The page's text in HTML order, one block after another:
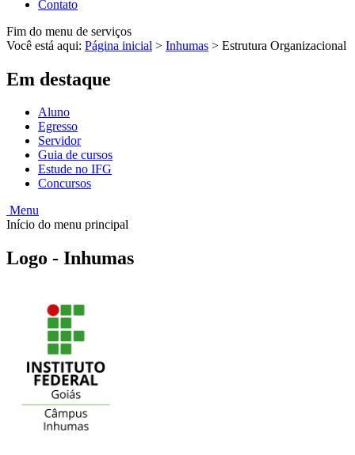
Contato
Fim do menu de serviços
Você está aqui: Página inicial > Inhumas > Estrutura Organizacional
Em destaque
Aluno
Egresso
Servidor
Guia de cursos
Estude no IFG
Concursos
Menu
Início do menu principal
Logo - Inhumas